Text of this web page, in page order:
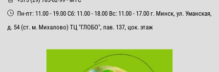
Пн-пт: 11.00 - 19.00 Сб: 11.00 - 18.00 Вс: 11.00 - 17.00 г. Минск, ул. Уманская,
д. 54 (ст. м. Михалово) ТЦ "ГЛОБО", пав. 137, цок. этаж